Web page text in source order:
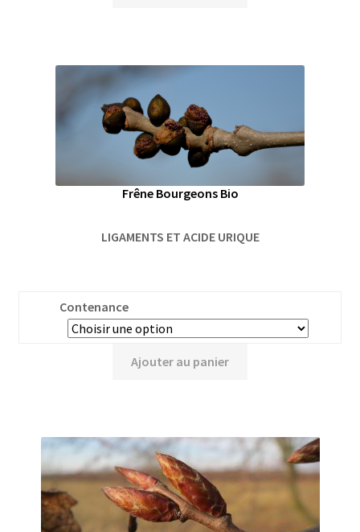
Frêne Bourgeons Bio
LIGAMENTS ET ACIDE URIQUE
Contenance
Ajouter au panier